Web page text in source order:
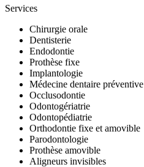
Services
Chirurgie orale
Dentisterie
Endodontie
Prothèse fixe
Implantologie
Médecine dentaire préventive
Occlusodontie
Odontogériatrie
Odontopédiatrie
Orthodontie fixe et amovible
Parodontologie
Prothèse amovible
Aligneurs invisibles